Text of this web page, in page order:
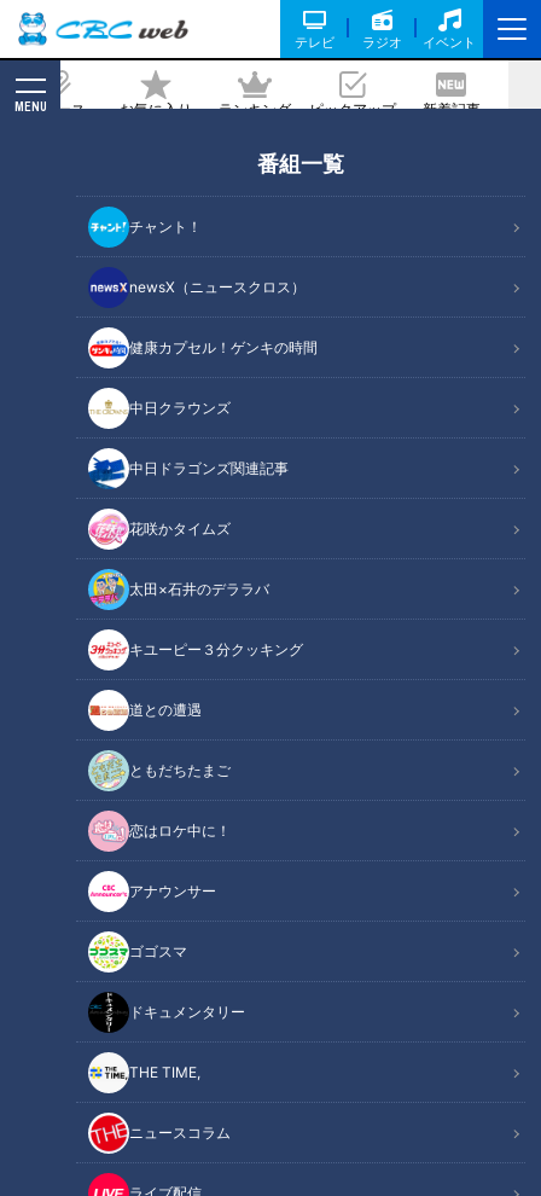
テレビ ラジオ イベント
ニュース お気に入り ランキング ピックアップ 新着記事
MENU
番組一覧
チャント！
newsX（ニュースクロス）
健康カプセル！ゲンキの時間
中日クラウンズ
中日ドラゴンズ関連記事
花咲かタイムズ
太田×石井のデララバ
キユーピー３分クッキング
道との遭遇
ともだちたまご
恋はロケ中に！
アナウンサー
ゴゴスマ
ドキュメンタリー
THE TIME,
ニュースコラム
ライブ配信
ボ」「コリ」「便秘」自宅で大改善
記事に戻る
新型コロナ！家ごもりが招く不調 「メタボ」「コリ」「便秘」自宅で大
この記事の画像
記事に戻る
この記事を見たあなたへのおすすめ